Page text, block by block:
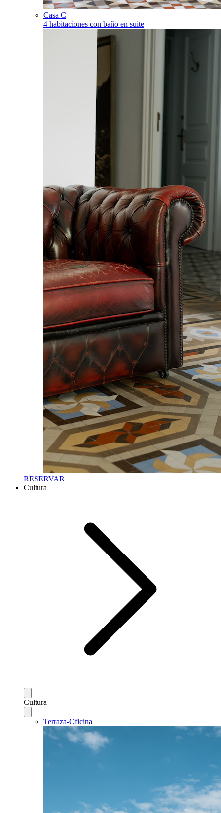
Casa C
4 habitaciones con baño en suite
RESERVAR
Cultura
Cultura
Terraza-Oficina